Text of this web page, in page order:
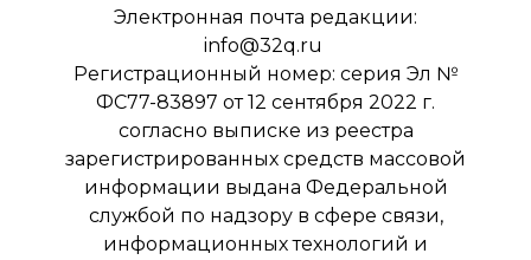
Электронная почта редакции:
info@32q.ru
Регистрационный номер: серия Эл №
ФС77-83897 от 12 сентября 2022 г.
согласно выписке из реестра
зарегистрированных средств массовой
информации выдана Федеральной
службой по надзору в сфере связи,
информационных технологий и